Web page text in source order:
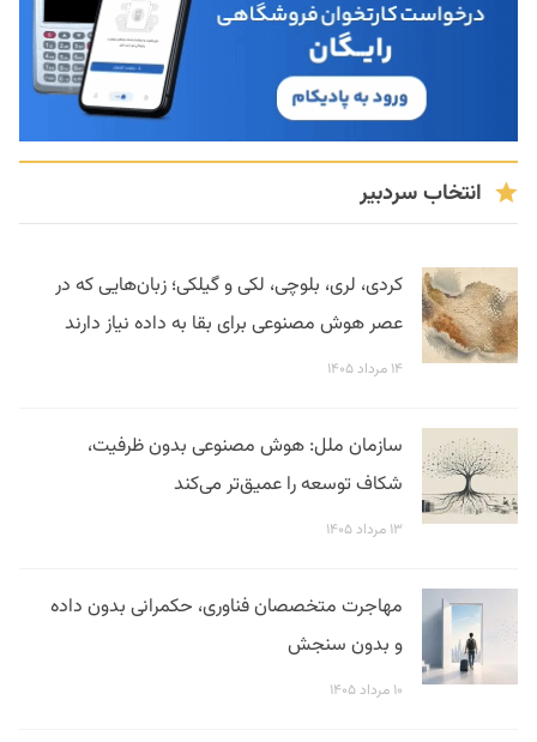
انتخاب سردبیر
کردی، لری، بلوچی، لکی و گیلکی؛ زبان‌هایی که در
عصر هوش مصنوعی برای بقا به داده نیاز دارند
۱۴ مرداد ۱۴۰۵
سازمان ملل: هوش مصنوعی بدون ظرفیت،
شکاف توسعه را عمیق‌تر می‌کند
۱۳ مرداد ۱۴۰۵
مهاجرت متخصصان فناوری، حکمرانی بدون داده
و بدون سنجش
۱۰ مرداد ۱۴۰۵